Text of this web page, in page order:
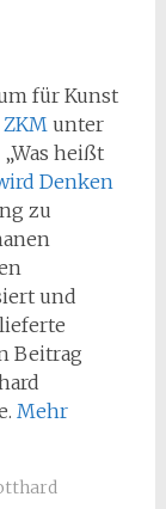
für Kunst
ZKMunter
heißt
Denken
zu
und
Beitrag
Mehr